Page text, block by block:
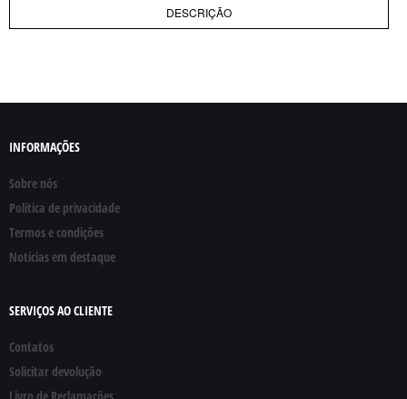
DESCRIÇÃO
INFORMAÇÕES
Sobre nós
Política de privacidade
Termos e condições
Noticias em destaque
SERVIÇOS AO CLIENTE
Contatos
Solicitar devolução